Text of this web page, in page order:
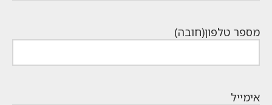
מספר טלפון(חובה)
אימייל